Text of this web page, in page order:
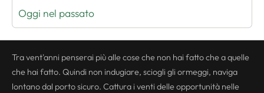
Oggi nel passato
Tra vent'anni penserai più alle cose che non hai fatto che a quelle
che hai fatto. Quindi non indugiare, sciogli gli ormeggi, naviga
lontano dal porto sicuro. Cattura i venti delle opportunità nelle